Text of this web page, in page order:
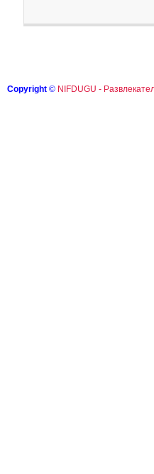
Copyright © NIFDUGU -